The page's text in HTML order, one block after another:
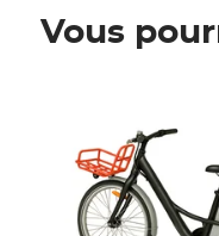
Vous